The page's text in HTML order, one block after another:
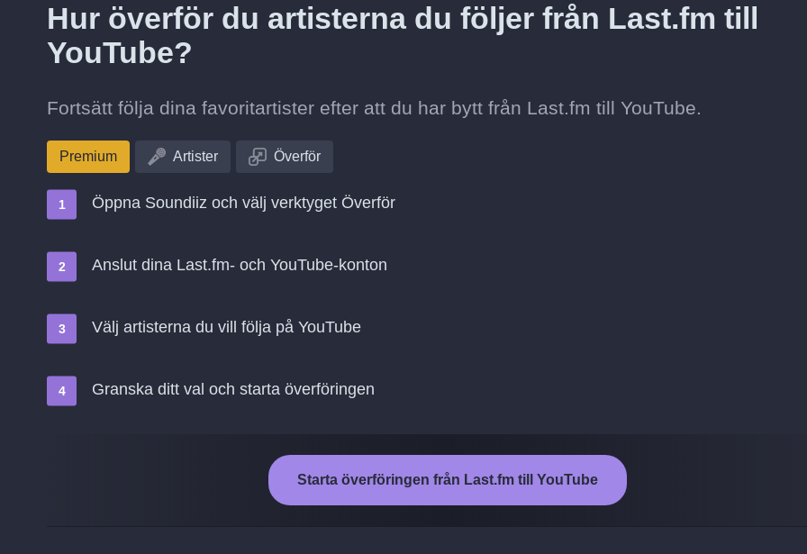
Hur överför du artisterna du följer från Last.fm till
YouTube?
Fortsätt följa dina favoritartister efter att du har bytt från Last.fm till YouTube.
Premium Artister Överför
Öppna Soundiiz och välj verktyget Överför
Anslut dina Last.fm- och YouTube-konton
Välj artisterna du vill följa på YouTube
Granska ditt val och starta överföringen
Starta överföringen från Last.fm till YouTube